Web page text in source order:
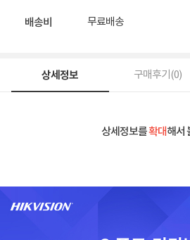
배송비 무료배송
상세정보 구매후기(0)
상세정보를확대해서